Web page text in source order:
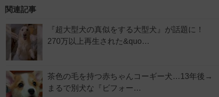
関連記事
『超大型犬の真似をする大型犬』が話題に！
270万以上再生された&quo…
茶色の毛を持つ赤ちゃんコーギー犬…13年後→
まるで別犬な『ビフォー…